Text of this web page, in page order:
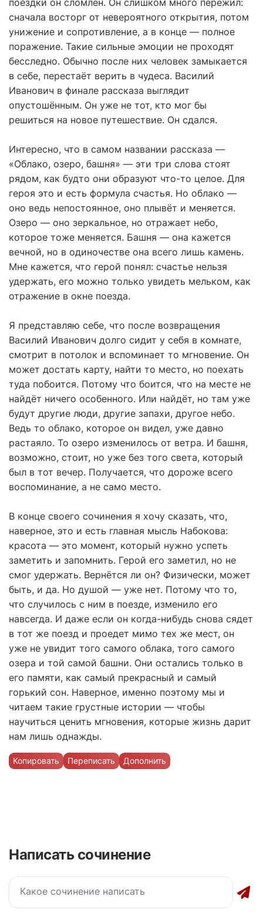
поездки он сломлен. Он слишком много пережил:
сначала восторг от невероятного открытия, потом
унижение и сопротивление, а в конце — полное
поражение. Такие сильные эмоции не проходят
бесследно. Обычно после них человек замыкается
в себе, перестаёт верить в чудеса. Василий
Иванович в финале рассказа выглядит
опустошённым. Он уже не тот, кто мог бы
решиться на новое путешествие. Он сдался.
Интересно, что в самом названии рассказа —
«Облако, озеро, башня» — эти три слова стоят
рядом, как будто они образуют что-то целое. Для
героя это и есть формула счастья. Но облако —
оно ведь непостоянное, оно плывёт и меняется.
Озеро — оно зеркальное, но отражает небо,
которое тоже меняется. Башня — она кажется
вечной, но в одиночестве она всего лишь камень.
Мне кажется, что герой понял: счастье нельзя
удержать, его можно только увидеть мельком, как
отражение в окне поезда.
Я представляю себе, что после возвращения
Василий Иванович долго сидит у себя в комнате,
смотрит в потолок и вспоминает то мгновение. Он
может достать карту, найти то место, но поехать
туда побоится. Потому что боится, что на месте не
найдёт ничего особенного. Или найдёт, но там уже
будут другие люди, другие запахи, другое небо.
Ведь то облако, которое он видел, уже давно
растаяло. То озеро изменилось от ветра. И башня,
возможно, стоит, но уже без того света, который
был в тот вечер. Получается, что дороже всего
воспоминание, а не само место.
В конце своего сочинения я хочу сказать, что,
наверное, это и есть главная мысль Набокова:
красота — это момент, который нужно успеть
заметить и запомнить. Герой его заметил, но не
смог удержать. Вернётся ли он? Физически, может
быть, и да. Но душой — уже нет. Потому что то,
что случилось с ним в поезде, изменило его
навсегда. И даже если он когда-нибудь снова сядет
в тот же поезд и проедет мимо тех же мест, он
уже не увидит того самого облака, того самого
озера и той самой башни. Они остались только в
его памяти, как самый прекрасный и самый
горький сон. Наверное, именно поэтому мы и
читаем такие грустные истории — чтобы
научиться ценить мгновения, которые жизнь дарит
нам лишь однажды.
Копировать Переписать Дополнить
Написать сочинение